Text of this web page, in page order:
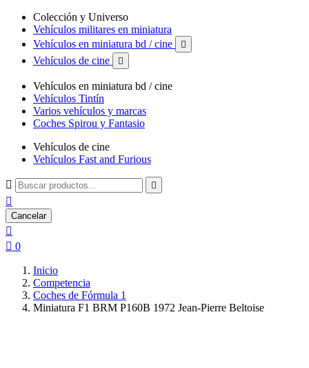
Colección y Universo
Vehículos militares en miniatura
Vehículos en miniatura bd / cine

Vehículos de cine 
Vehículos en miniatura bd / cine
Vehículos Tintín
Varios vehículos y marcas
Coches Spirou y Fantasio
Vehículos de cine
Vehículos Fast and Furious
 

Cancelar

 0
Inicio
Competencia
Coches de Fórmula 1
Miniatura F1 BRM P160B 1972 Jean-Pierre Beltoise